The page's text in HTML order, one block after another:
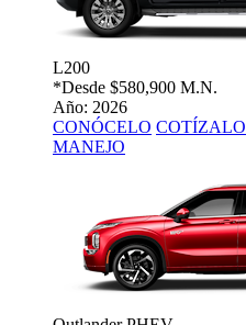
L200
*Desde $580,900 M.N.
Año: 2026
CONÓCELO COTÍZALO
MANEJO